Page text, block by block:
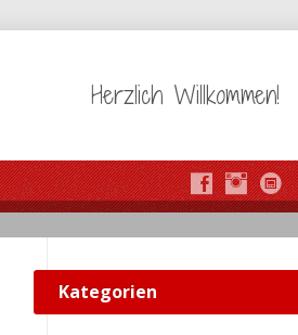
Herzlich Willkommen!
Kategorien